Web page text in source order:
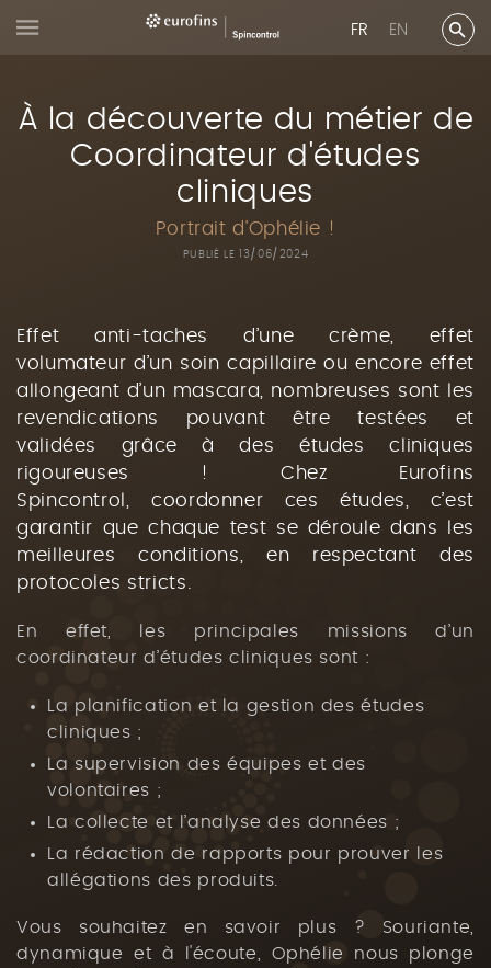
FR EN
À la découverte du métier de
Coordinateur d'études
cliniques
Portrait d'Ophélie !
PUBLIÉ LE 13/06/2024
Effet anti-taches d’une crème, effet
volumateur d’un soin capillaire ou encore effet
allongeant d’un mascara, nombreuses sont les
revendications pouvant être testées et
validées grâce à des études cliniques
rigoureuses ! Chez Eurofins
Spincontrol, coordonner ces études, c’est
garantir que chaque test se déroule dans les
meilleures conditions, en respectant des
protocoles stricts.
En effet, les principales missions d’un
coordinateur d’études cliniques sont :
La planification et la gestion des études
cliniques ;
La supervision des équipes et des
volontaires ;
La collecte et l’analyse des données ;
La rédaction de rapports pour prouver les
allégations des produits.
Vous souhaitez en savoir plus ? Souriante,
dynamique et à l'écoute, Ophélie nous plonge